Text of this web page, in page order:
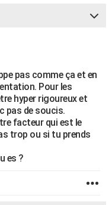
pas comme ça et en
Pour les
hyper rigoureux et
pas de soucis.
facteur qui est le
trop ou si tu prends
es ?